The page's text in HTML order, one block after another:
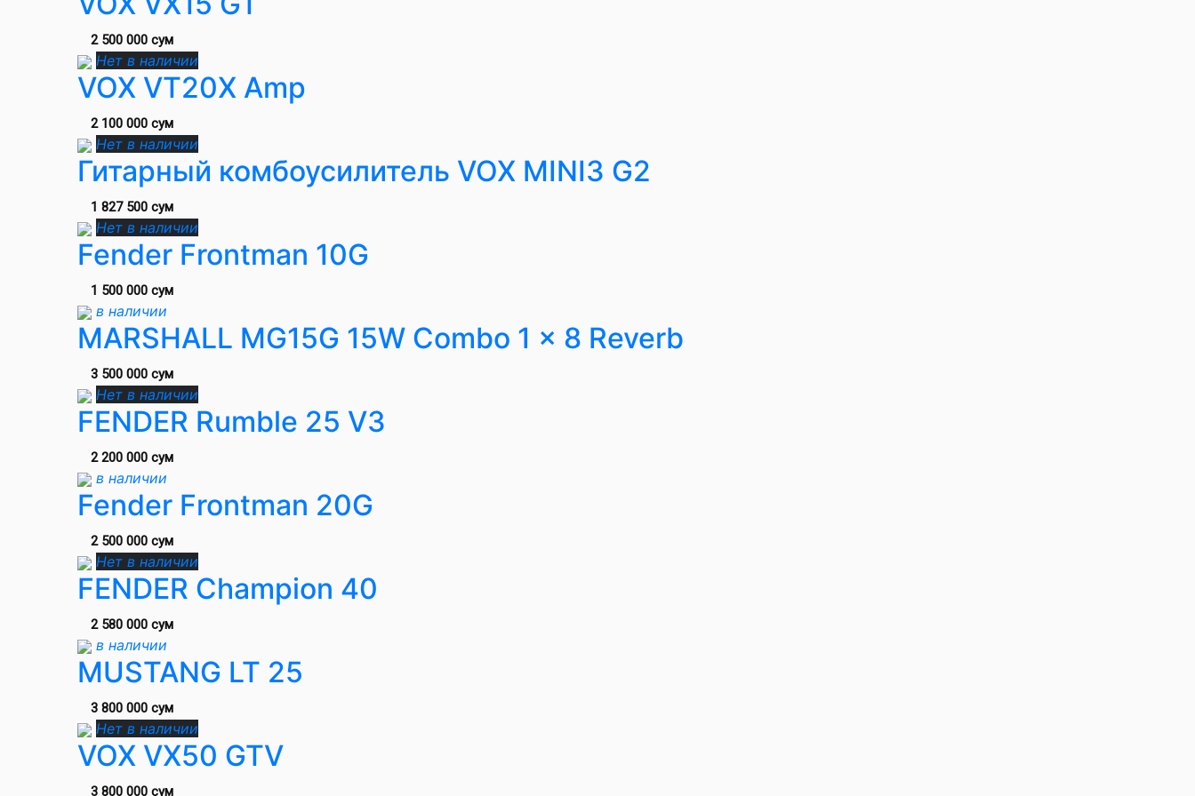
2 500 000 сум
Нет в наличии
VOX VT20X Amp
2 100 000 сум
Нет в наличии
Гитарный комбоусилитель VOX MINI3 G2
1 827 500 сум
Нет в наличии
Fender Frontman 10G
1 500 000 сум
в наличии
MARSHALL MG15G 15W Combo 1 x 8 Reverb
3 500 000 сум
Нет в наличии
FENDER Rumble 25 V3
2 200 000 сум
в наличии
Fender Frontman 20G
2 500 000 сум
Нет в наличии
FENDER Champion 40
2 580 000 сум
в наличии
MUSTANG LT 25
3 800 000 сум
Нет в наличии
VOX VX50 GTV
3 800 000 сум